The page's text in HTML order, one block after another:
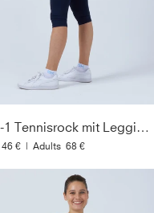
2-in-1 Tennisrock mit Leggings / Skapri, navy blau
46 € | Adults 68 €